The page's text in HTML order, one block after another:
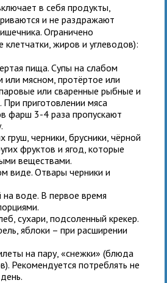
в себя продукты,
и не раздражают
Ограничено
жиров и углеводов):
пища. Супы на слабом
или мясном, протёртое или
или сваренные рыбные и
приготовлении мяса
фарш 3-4 раза пропускают
груш, черники, брусники, чёрной
фруктов и ягод, которые
веществами.
виде. Отвары черники и
на воде. В первое время
сухари, подсоленный крекер.
яблоки – при расширении
на пару, «снежки» (блюда
Рекомендуется потреблять не